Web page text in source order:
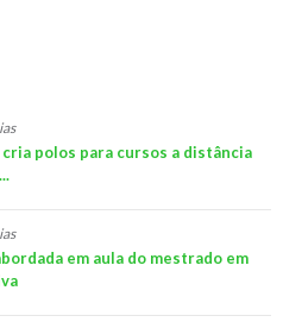
polos para cursos a distância
em aula do mestrado em